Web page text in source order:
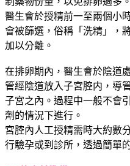
醫生會於授精前一至兩個小
會被篩選，俗稱「洗精」，
加以分離。
在排卵期內，醫生會於陰道
管經陰道放入子宮腔内，導
子宮之內。過程中一般不會
劑的情況下進行。
宮腔內人工授精需時大約數
行驗孕或到診所，透過簡單